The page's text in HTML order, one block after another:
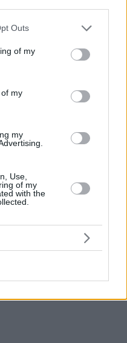
one or more Google
You may click to
its third-party tags to
in below Google
Outs
of my
my
my
Use,
of my
with the